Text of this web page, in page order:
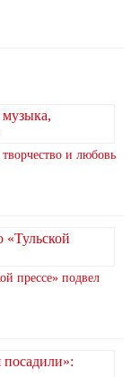
и любовь
прессе» подвел